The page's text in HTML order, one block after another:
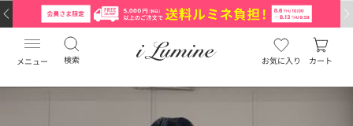
メニュー 検索 お気に入り カート